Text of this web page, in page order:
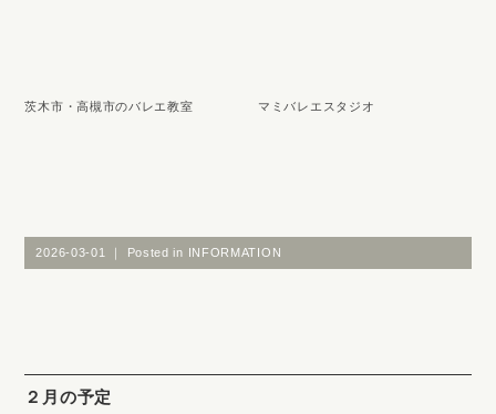
茨木市・高槻市のバレエ教室 マミバレエスタジオ
2026-03-01 ｜ Posted in INFORMATION
２月の予定